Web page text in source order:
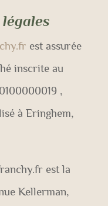
est assurée
inscrite au
,
à Eringhem,
est la
Kellerman,